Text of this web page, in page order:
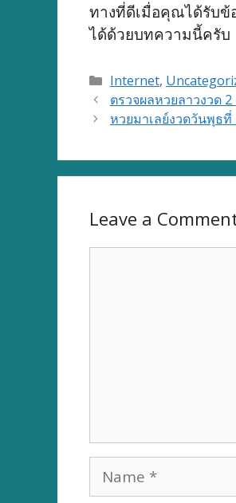
ทางที่ดีเมื่อคุณได้รับ
ได้ด้วยบทความนี้ครับ
Categories
Internet,
หวยมาเลย์งวดวันพุธที่
Leave a
Name